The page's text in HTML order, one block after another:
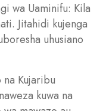
wa Uaminifu: Kila
Jitahidi kujenga
uhusiano
Kujaribu
kuwa na